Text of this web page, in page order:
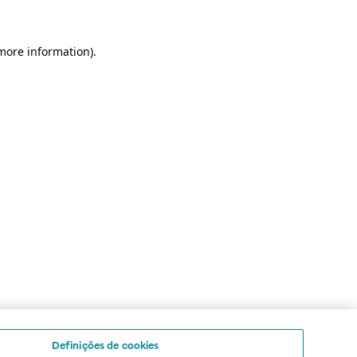
information).
Definições de cookies